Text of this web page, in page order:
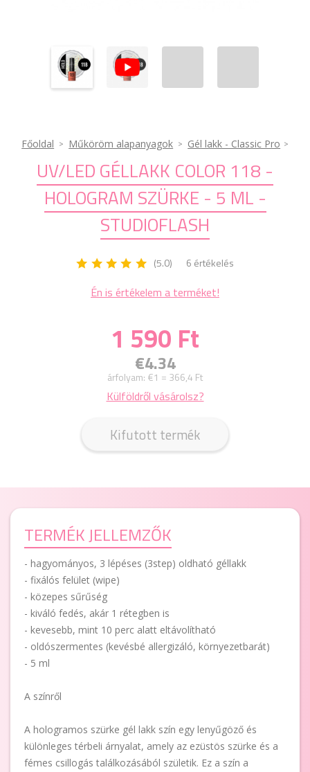
Főoldal Műköröm alapanyagok Gél lakk - Classic Pro
UV/LED GÉLLAKK COLOR 118 -
HOLOGRAM SZÜRKE - 5 ML -
STUDIOFLASH
(5.0) 6 értékelés
Én is értékelem a terméket!
1 590 Ft
€4.34
árfolyam: €1 = 366,4 Ft
Külföldről vásárolsz?
Kifutott termék
TERMÉK JELLEMZŐK
- hagyományos, 3 lépéses (3step) oldható géllakk
- fixálós felület (wipe)
- közepes sűrűség
- kiváló fedés, akár 1 rétegben is
- kevesebb, mint 10 perc alatt eltávolítható
- oldószermentes (kevésbé allergizáló, környezetbarát)
- 5 ml
A színről
A hologramos szürke gél lakk szín egy lenyűgöző és
különleges térbeli árnyalat, amely az ezüstös szürke és a
fémes csillogás találkozásából születik. Ez a szín a